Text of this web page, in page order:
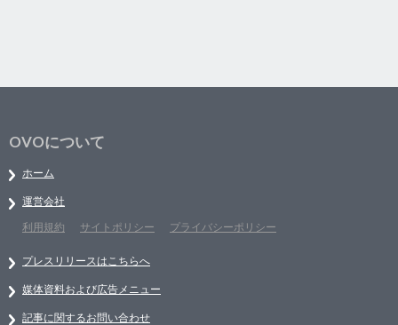
OVOについて
ホーム
運営会社
利用規約
サイトポリシー プライバシーポリシー
プレスリリースはこちらへ
媒体資料および広告メニュー
記事に関するお問い合わせ